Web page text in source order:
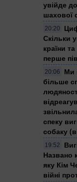
увійде
шахової
20:20
Скільки
країни
перше
20:06
Ми
більше
спеку
собаку
19:52
Названо
яку Кім
війні